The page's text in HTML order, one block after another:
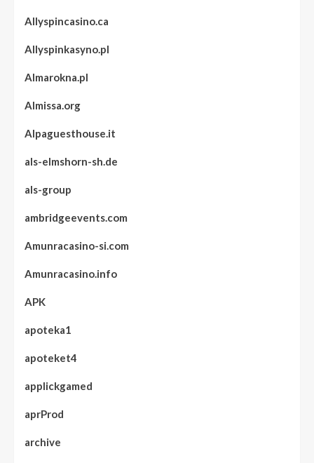
Allyspincasino.ca
Allyspinkasyno.pl
Almarokna.pl
Almissa.org
Alpaguesthouse.it
als-elmshorn-sh.de
als-group
ambridgeevents.com
Amunracasino-si.com
Amunracasino.info
APK
apoteka1
apoteket4
applickgamed
aprProd
archive